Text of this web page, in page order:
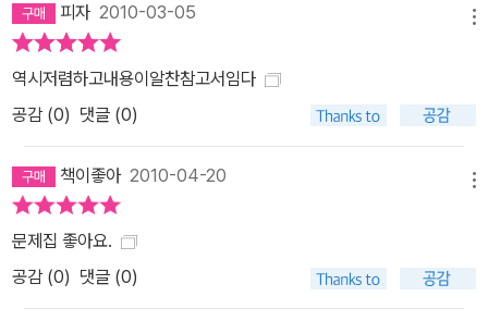
피자 2010-03-05
역시저렴하고내용이알찬참고서임다
공감 (0) 댓글 (0)
책이좋아2010-04-20
문제집 좋아요.
공감 (0) 댓글 (0)